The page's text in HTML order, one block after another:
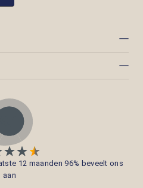
12 maanden 96% beveelt ons
aan